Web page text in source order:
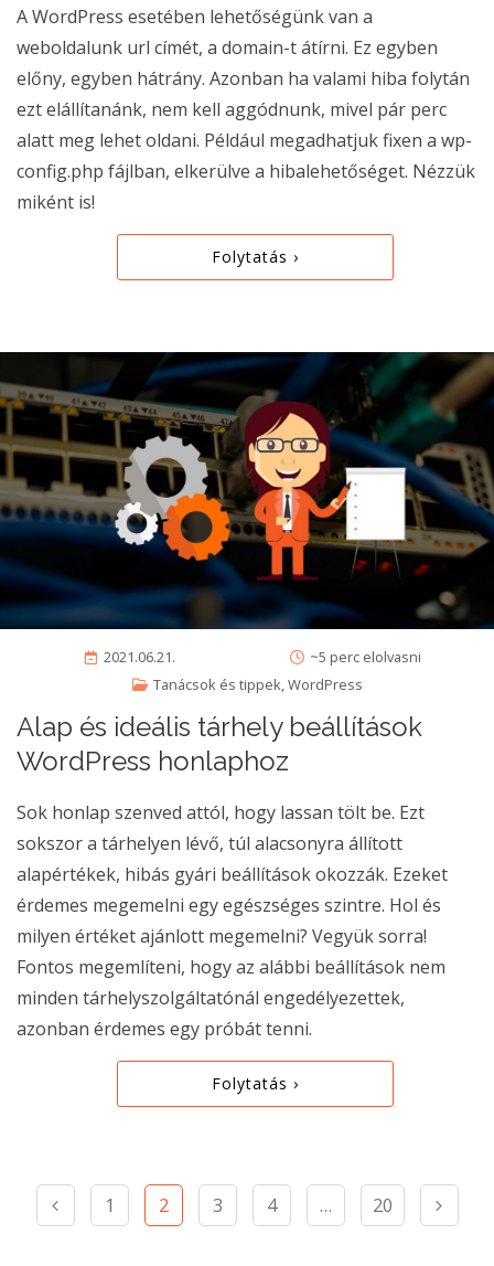
A WordPress esetében lehetőségünk van a
weboldalunk url címét, a domain-t átírni. Ez egyben
előny, egyben hátrány. Azonban ha valami hiba folytán
ezt elállítanánk, nem kell aggódnunk, mivel pár perc
alatt meg lehet oldani. Például megadhatjuk fixen a wp-
config.php fájlban, elkerülve a hibalehetőséget. Nézzük
miként is!
Folytatás ›
2021.06.21.
~5 perc elolvasni
Tanácsok és tippek,WordPress
Alap és ideális tárhely beállítások
WordPress honlaphoz
Sok honlap szenved attól, hogy lassan tölt be. Ezt
sokszor a tárhelyen lévő, túl alacsonyra állított
alapértékek, hibás gyári beállítások okozzák. Ezeket
érdemes megemelni egy egészséges szintre. Hol és
milyen értéket ajánlott megemelni? Vegyük sorra!
Fontos megemlíteni, hogy az alábbi beállítások nem
minden tárhelyszolgáltatónál engedélyezettek,
azonban érdemes egy próbát tenni.
Folytatás ›
1 2 3 4 … 20